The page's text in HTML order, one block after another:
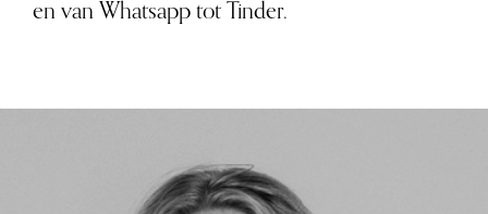
en van Whatsapp tot Tinder.